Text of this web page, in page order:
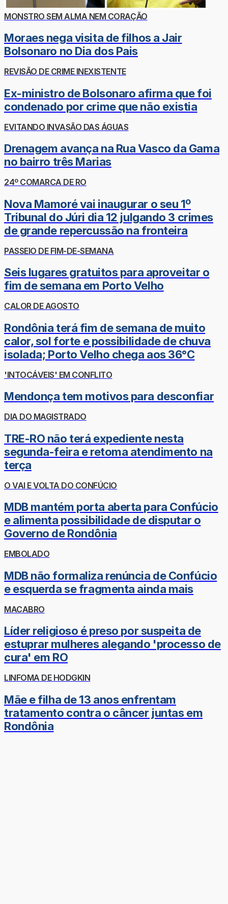
MONSTRO SEM ALMA NEM CORAÇÃO
Moraes nega visita de filhos a Jair
Bolsonaro no Dia dos Pais
REVISÃO DE CRIME INEXISTENTE
Ex-ministro de Bolsonaro afirma que foi
condenado por crime que não existia
EVITANDO INVASÃO DAS ÁGUAS
Drenagem avança na Rua Vasco da Gama
no bairro três Marias
24º COMARCA DE RO
Nova Mamoré vai inaugurar o seu 1º
Tribunal do Júri dia 12 julgando 3 crimes
de grande repercussão na fronteira
PASSEIO DE FIM-DE-SEMANA
Seis lugares gratuitos para aproveitar o
fim de semana em Porto Velho
CALOR DE AGOSTO
Rondônia terá fim de semana de muito
calor, sol forte e possibilidade de chuva
isolada; Porto Velho chega aos 36°C
'INTOCÁVEIS' EM CONFLITO
Mendonça tem motivos para desconfiar
DIA DO MAGISTRADO
TRE-RO não terá expediente nesta
segunda-feira e retoma atendimento na
terça
O VAI E VOLTA DO CONFÚCIO
MDB mantém porta aberta para Confúcio
e alimenta possibilidade de disputar o
Governo de Rondônia
EMBOLADO
MDB não formaliza renúncia de Confúcio
e esquerda se fragmenta ainda mais
MACABRO
Líder religioso é preso por suspeita de
estuprar mulheres alegando 'processo de
cura' em RO
LINFOMA DE HODGKIN
Mãe e filha de 13 anos enfrentam
tratamento contra o câncer juntas em
Rondônia